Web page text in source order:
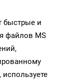
быстрые и
файлов MS